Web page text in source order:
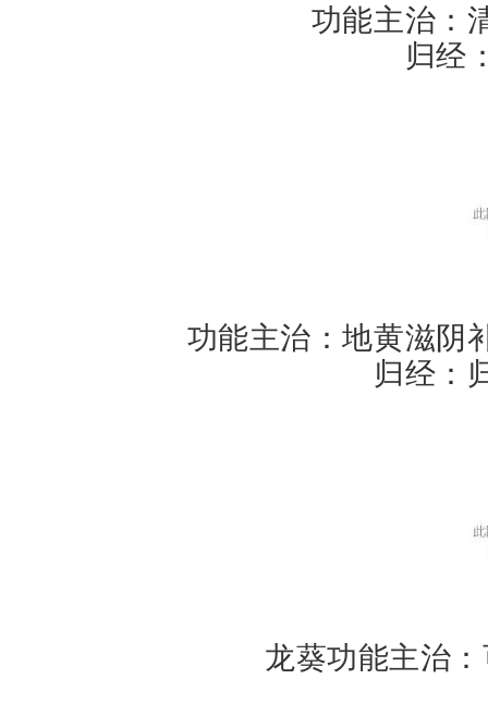
功能主治：
归经
功能主治：地黄滋阴
归经：
龙葵功能主治